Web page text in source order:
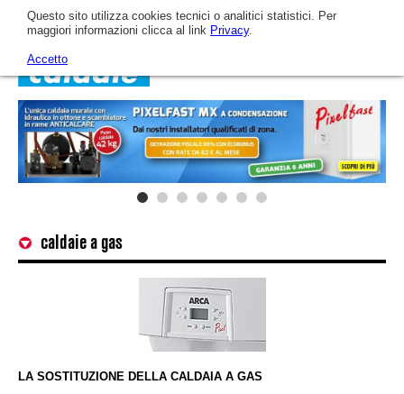
Home
Arca oggi
L'evoluzione tecnologica
La mission aziendale
Catalogo
Caldaie a gas murali
Sistemi Ibridi
caldaie a gas
LA SOSTITUZIONE DELLA CALDAIA A GAS
Questo sito utilizza cookies tecnici o analitici statistici. Per
maggiori informazioni clicca al link Privacy.
Accetto